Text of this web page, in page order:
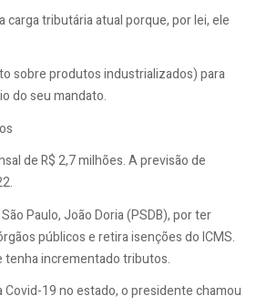
carga tributária atual porque, por lei, ele
sobre produtos industrializados) para
do seu mandato.
de R$ 2,7 milhões. A previsão de
Paulo, João Doria (PSDB), por ter
públicos e retira isenções do ICMS.
tenha incrementado tributos.
19 no estado, o presidente chamou